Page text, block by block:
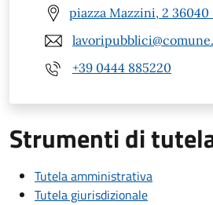
piazza Mazzini, 2 36040
+39 0444 885220
Strumenti di
Tutela amministrativa
Tutela giurisdizionale